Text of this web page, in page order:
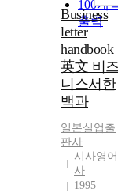
100개
출력
Business
letter
handbook
英文 비
니스서한
백과
일본실업출
판사
시사영어
사
1995